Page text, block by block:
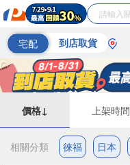
宅配 到店取貨
價格↓ 上架時間
相關分類 徠福 日本